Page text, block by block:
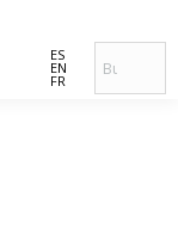
ES
EN
FR